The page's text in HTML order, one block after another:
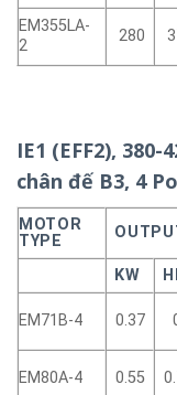
EM355LA-
2
280
IE1 (EFF2), 380-
chân đế B3, 4
MOTOR
TYPE
KW
EM71B-4 0.37
EM80A-4 0.55